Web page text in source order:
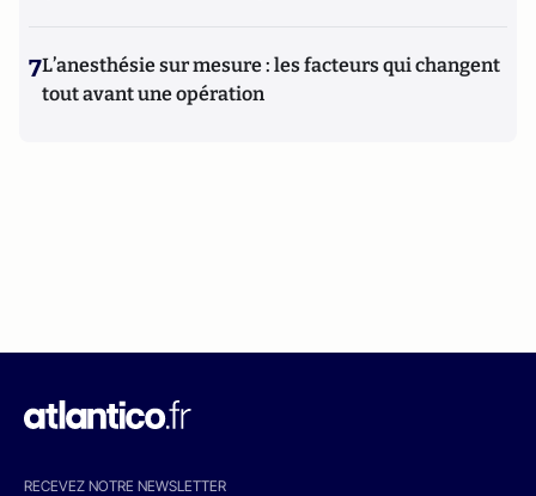
7L’anesthésie sur mesure : les facteurs qui changent
tout avant une opération
RECEVEZ NOTRE NEWSLETTER